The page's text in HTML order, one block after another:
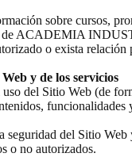
sobre cursos,
de ACADEMIA
o exista relación
y de los servicios
del Sitio Web (de
funcionalidades
seguridad del Sitio Web
o no autorizados.